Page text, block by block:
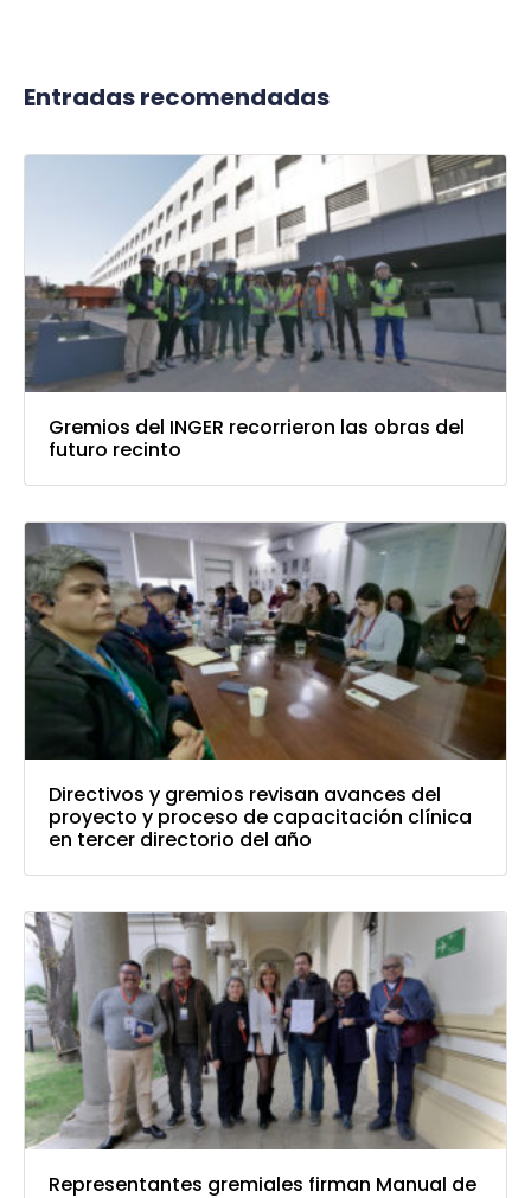
Entradas recomendadas
Gremios del INGER recorrieron las obras del
futuro recinto
Directivos y gremios revisan avances del
proyecto y proceso de capacitación clínica
en tercer directorio del año
Representantes gremiales firman Manual de